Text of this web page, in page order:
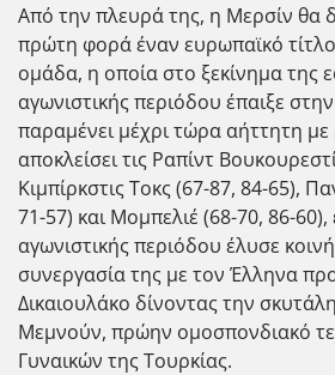
Από την πλευρά της, η Μερσίν θα
πρώτη φορά έναν ευρωπαϊκό
ομάδα, η οποία στο ξεκίνημα της
αγωνιστικής περιόδου έπαιξε
παραμένει μέχρι τώρα αήττητη
αποκλείσει τις Ραπίντ
Κιμπίρκστις Τοκς (67-87, 84-65),
71-57) και Μομπελιέ (68-70, 86-
αγωνιστικής περιόδου έλυσε
συνεργασία της με τον Έλληνα
Δικαιουλάκο δίνοντας την
Μεμνούν, πρώην ομοσπονδιακό
Γυναικών της Τουρκίας.